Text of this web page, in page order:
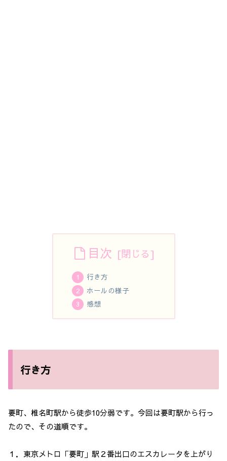
目次
行き方
ホールの様子
感想
行き方
要町、椎名町駅から徒歩10分弱です。今回は要町駅から行っ
たので、その道順です。
１．東京メトロ「要町」駅２番出口のエスカレータを上がり